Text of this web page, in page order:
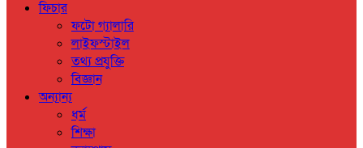
ফিচার
ফটো গ্যালারি
লাইফস্টাইল
তথ্য প্রযুক্তি
বিজ্ঞান
অন্যান্য
ধর্ম
শিক্ষা